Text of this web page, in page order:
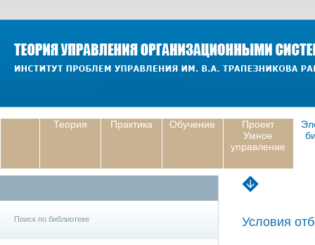
Теория Практика Обучение
Проект
Умное
управление
Поиск по библиотеке Условия